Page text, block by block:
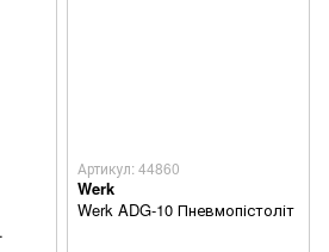
Артикул: 44860
Werk
Werk ADG-10 Пневмопістоліт